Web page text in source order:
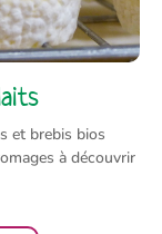
et brebis bios
à découvrir